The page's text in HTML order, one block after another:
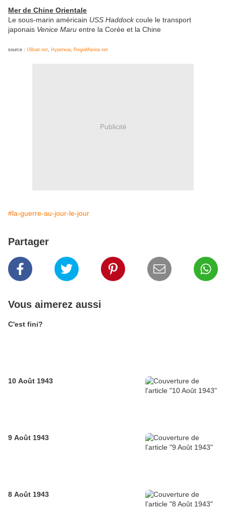
Mer de Chine Orientale
Le sous-marin américain USS Haddockcoule le transport
japonais Venice Maru entre la Corée et la Chine
source : UBoat.net Hyperwar, RegiaMarina.net
Publicité
#la-guerre-au-jour-le-jour
Partager
Vous aimerez aussi
C'est fini?
10 Août 1943
9 Août 1943
8 Août 1943